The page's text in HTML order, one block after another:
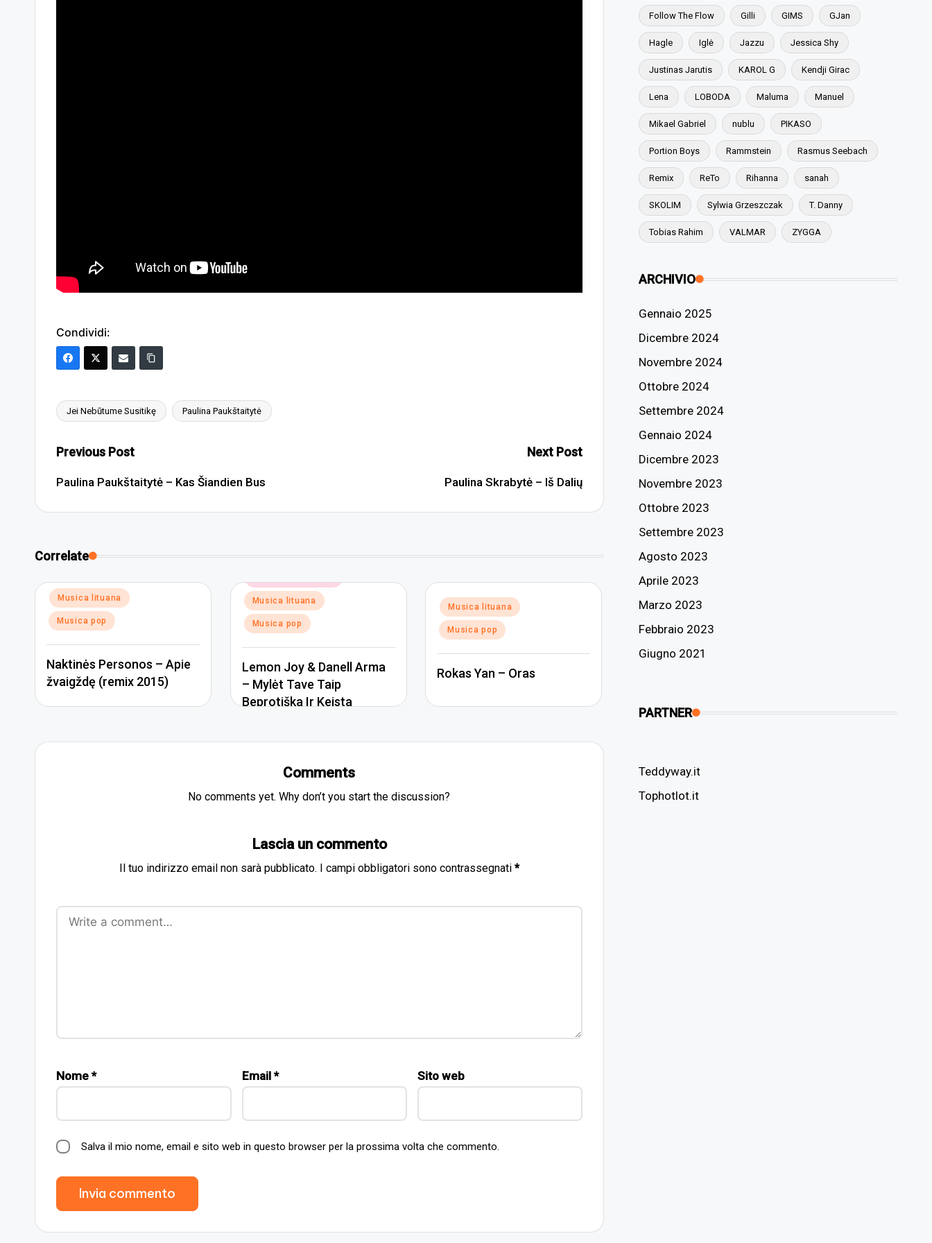
Condividi:
Tags:
Jei Nebūtume Susitikę Paulina Paukštaitytė
Post
navigation
Previous Post
Paulina Paukštaitytė – Kas Šiandien Bus
Next Post
Paulina Skrabytė – Iš Dalių
Correlate
Posted
in
Musica lituana
Musica pop
Naktinės Personos – Apie
žvaigždę (remix 2015)
in
Musica lituana
Musica pop
Lemon Joy & Danell Arma
– Mylėt Tave Taip
Beprotiška Ir Keista
Posted
in
Musica lituana
Musica pop
Rokas Yan – Oras
Comments
No comments yet. Why don’t you start the discussion?
Lascia un commento
Il tuo indirizzo email non sarà pubblicato. I campi obbligatori sono contrassegnati *
Nome * Email * Sito web
Salva il mio nome, email e sito web in questo browser per la prossima volta che commento.
Follow The Flow Gilli GIMS GJan
Hagle Iglė Jazzu Jessica Shy
Justinas Jarutis KAROL G Kendji Girac
Lena LOBODA Maluma Manuel
Mikael Gabriel nublu PIKASO
Portion Boys Rammstein Rasmus Seebach
Remix ReTo Rihanna sanah
SKOLIM Sylwia Grzeszczak T. Danny
Tobias Rahim VALMAR ZYGGA
ARCHIVIO
Gennaio 2025
Dicembre 2024
Novembre 2024
Ottobre 2024
Settembre 2024
Gennaio 2024
Dicembre 2023
Novembre 2023
Ottobre 2023
Settembre 2023
Agosto 2023
Aprile 2023
Marzo 2023
Febbraio 2023
Giugno 2021
PARTNER
Teddyway.it
Tophotlot.it